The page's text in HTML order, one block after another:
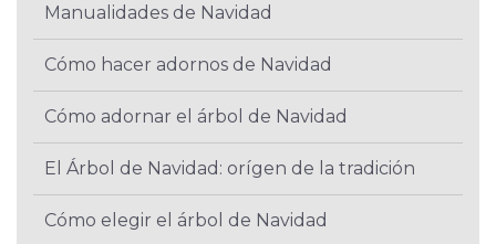
Manualidades de Navidad
Cómo hacer adornos de Navidad
Cómo adornar el árbol de Navidad
El Árbol de Navidad: orígen de la tradición
Cómo elegir el árbol de Navidad